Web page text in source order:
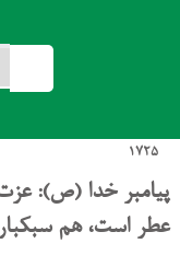
1725
پیامبر خدا (ص): عزت
عطر است، هم